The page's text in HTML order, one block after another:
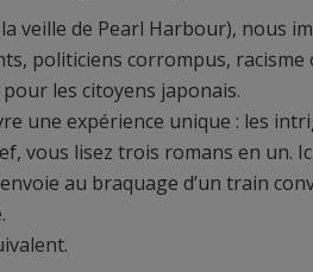
veille de Pearl Harbour), nous
politiciens corrompus,
les citoyens japonais.
une expérience unique : les
vous lisez trois romans en un.
au braquage d’un train